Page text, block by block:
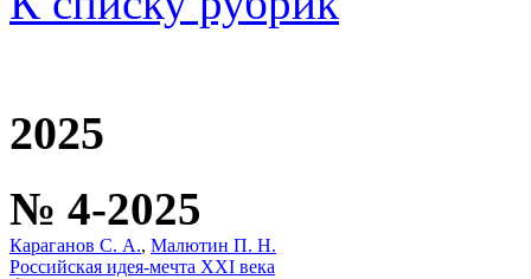
2025
№ 4-2025
Караганов С. А., Малютин П. Н.
Российская идея-мечта XXI века